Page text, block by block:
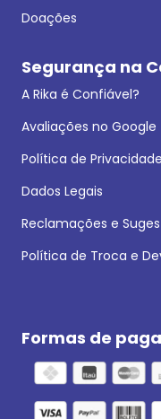
Doações
Segurança na
A Rika é Confiável?
Avaliações no Google
Política de Privacidade
Dados Legais
Reclamações e
Política de Troca e
Formas de